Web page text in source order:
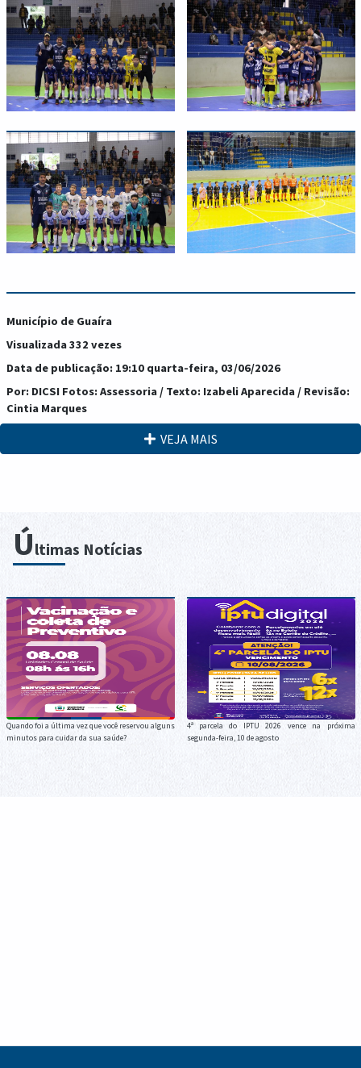
Município de Guaíra
Visualizada 332 vezes
Data de publicação: 19:10 quarta-feira, 03/06/2026
Por: DICSI Fotos: Assessoria / Texto: Izabeli Aparecida / Revisão:
Cintia Marques
VEJA MAIS
Últimas Notícias
Quando foi a última vez que você reservou alguns
minutos para cuidar da sua saúde?
4ª parcela do IPTU 2026 vence na próxima
segunda-feira, 10 de agosto